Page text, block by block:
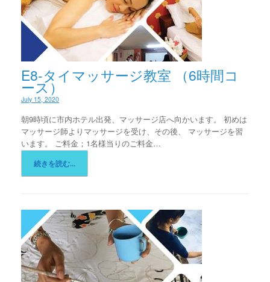
E8-タイマッサージ教室 （6時間コ
ース）
July 15, 2020
朝9時頃に市内ホテル出発、マッサージ店へ向かいます。 初めは
マッサージ師よりマッサージを受け、その後、 マッサージを習
います。 ご料金；1名様当りのご料金…
続きを読む...